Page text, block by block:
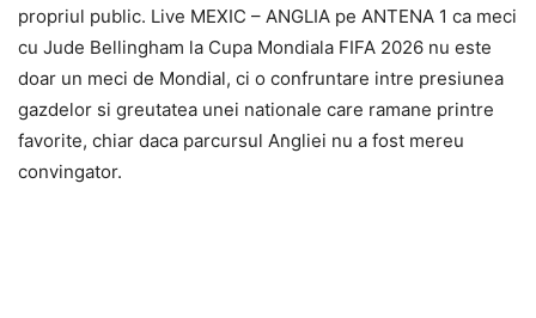
propriul public. Live MEXIC – ANGLIA pe ANTENA 1 ca meci
cu Jude Bellingham la Cupa Mondiala FIFA 2026 nu este
doar un meci de Mondial, ci o confruntare intre presiunea
gazdelor si greutatea unei nationale care ramane printre
favorite, chiar daca parcursul Angliei nu a fost mereu
convingator.